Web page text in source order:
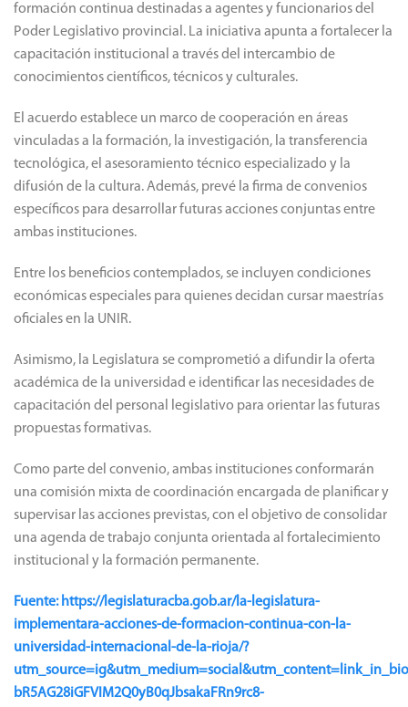
formación continua destinadas a agentes y funcionarios del
Poder Legislativo provincial. La iniciativa apunta a fortalecer la
capacitación institucional a través del intercambio de
conocimientos científicos, técnicos y culturales.
El acuerdo establece un marco de cooperación en áreas
vinculadas a la formación, la investigación, la transferencia
tecnológica, el asesoramiento técnico especializado y la
difusión de la cultura. Además, prevé la firma de convenios
específicos para desarrollar futuras acciones conjuntas entre
ambas instituciones.
Entre los beneficios contemplados, se incluyen condiciones
económicas especiales para quienes decidan cursar maestrías
oficiales en la UNIR.
Asimismo, la Legislatura se comprometió a difundir la oferta
académica de la universidad e identificar las necesidades de
capacitación del personal legislativo para orientar las futuras
propuestas formativas.
Como parte del convenio, ambas instituciones conformarán
una comisión mixta de coordinación encargada de planificar y
supervisar las acciones previstas, con el objetivo de consolidar
una agenda de trabajo conjunta orientada al fortalecimiento
institucional y la formación permanente.
Fuente: https://legislaturacba.gob.ar/la-legislatura-
implementara-acciones-de-formacion-continua-con-la-
universidad-internacional-de-la-rioja/?
bR5AG28iGFVIM2Q0yB0qJbsakaFRn9rc8-